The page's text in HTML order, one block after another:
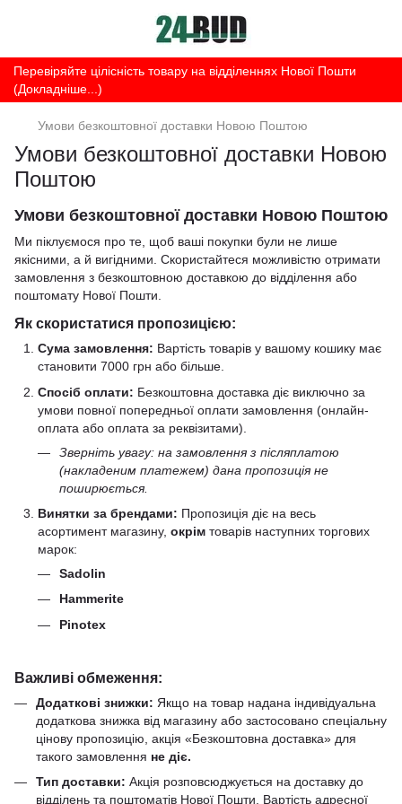
Перевіряйте цілісність товару на відділеннях Нової Пошти
(Докладніше...)
Умови безкоштовної доставки Новою Поштою
Умови безкоштовної доставки Новою
Поштою
Умови безкоштовної доставки Новою Поштою
Ми піклуємося про те, щоб ваші покупки були не лише
якісними, а й вигідними. Скористайтеся можливістю отримати
замовлення з безкоштовною доставкою до відділення або
поштомату Нової Пошти.
Як скористатися пропозицією:
Сума замовлення: Вартість товарів у вашому кошику має
становити 7000 грн або більше.
Спосіб оплати: Безкоштовна доставка діє виключно за
умови повної попередньої оплати замовлення (онлайн-
оплата або оплата за реквізитами).
Зверніть увагу: на замовлення з післяплатою
(накладеним платежем) дана пропозиція не
поширюється.
Винятки за брендами: Пропозиція діє на весь
асортимент магазину, окрім товарів наступних торгових
марок:
Sadolin
Hammerite
Pinotex
Важливі обмеження:
Додаткові знижки: Якщо на товар надана індивідуальна
додаткова знижка від магазину або застосовано спеціальну
цінову пропозицію, акція «Безкоштовна доставка» для
такого замовлення не діє.
Тип доставки: Акція розповсюджується на доставку до
відділень та поштоматів Нової Пошти. Вартість адресної